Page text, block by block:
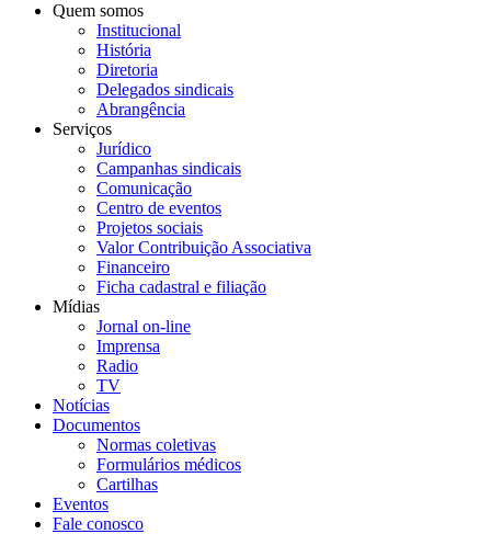
Quem somos
Institucional
História
Diretoria
Delegados sindicais
Abrangência
Serviços
Jurídico
Campanhas sindicais
Comunicação
Centro de eventos
Projetos sociais
Valor Contribuição Associativa
Financeiro
Ficha cadastral e filiação
Mídias
Jornal on-line
Imprensa
Radio
TV
Notícias
Documentos
Normas coletivas
Formulários médicos
Cartilhas
Eventos
Fale conosco